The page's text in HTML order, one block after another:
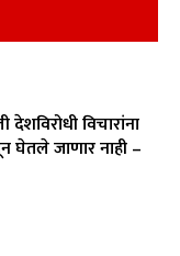
विचारांना
जाणार नाही –